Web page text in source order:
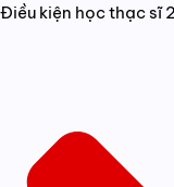
Điều kiện học thạc sĩ